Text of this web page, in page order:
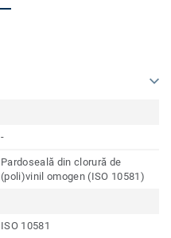
-
Pardoseală din clorură de
(poli)vinil omogen (ISO 10581)
ISO 10581